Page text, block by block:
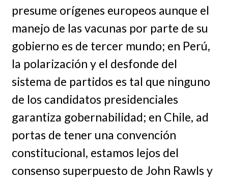
presume orígenes europeos aunque el
manejo de las vacunas por parte de su
gobierno es de tercer mundo; en Perú,
la polarización y el desfonde del
sistema de partidos es tal que ninguno
de los candidatos presidenciales
garantiza gobernabilidad; en Chile, ad
portas de tener una convención
constitucional, estamos lejos del
consenso superpuesto de John Rawls y